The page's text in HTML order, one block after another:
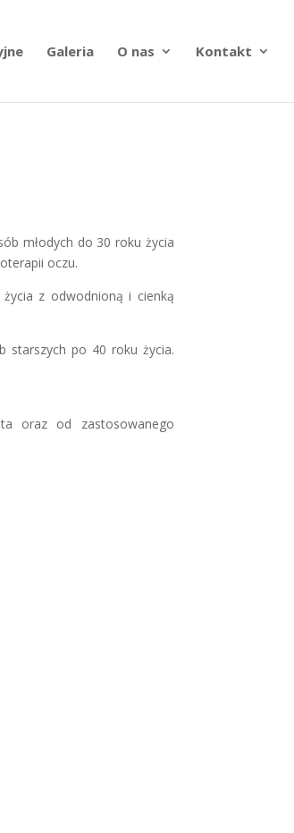
Galeria O nas Kontakt
młodych do 30 roku życia
oczu.
z odwodnioną i cienką
starszych po 40 roku życia.
oraz od zastosowanego